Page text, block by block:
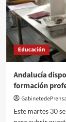
siete
nuevas
titulaciones
para
este
curso
26
Educación
Andalucía
formación
Este martes 30